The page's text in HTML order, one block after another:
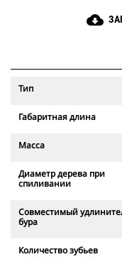
cloud_download
Тип
Габаритная длина
Масса
Диаметр дерева при
спиливании
Совместимый
бура
Количество зубьев